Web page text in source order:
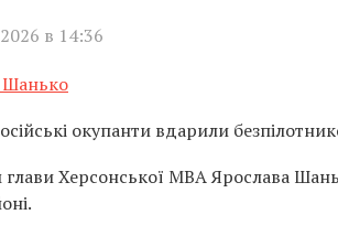
в 14:36
Шанько
окупанти вдарили
Херсонської МВА Ярослава